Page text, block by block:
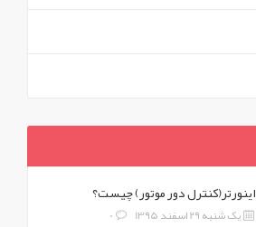
اینورتر(کنترل دور موتور) چیست؟
یک شنبه 29 اسفند 1395 0